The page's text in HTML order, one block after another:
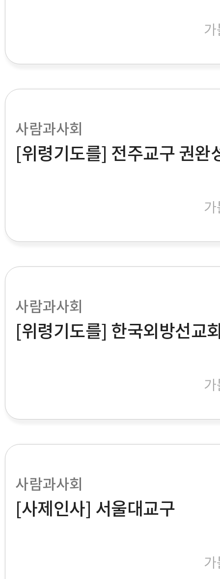
사람과사회
[위령기도를] 전주교구 권완
사람과사회
[위령기도를] 한국외방선교
사람과사회
[사제인사] 서울대교구